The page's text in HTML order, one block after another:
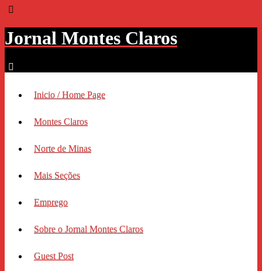
Jornal Montes Claros
Inicio / Home Page
Montes Claros
Norte de Minas
Mais Seções
Emprego
Sobre o Jornal Montes Claros
Guest Post